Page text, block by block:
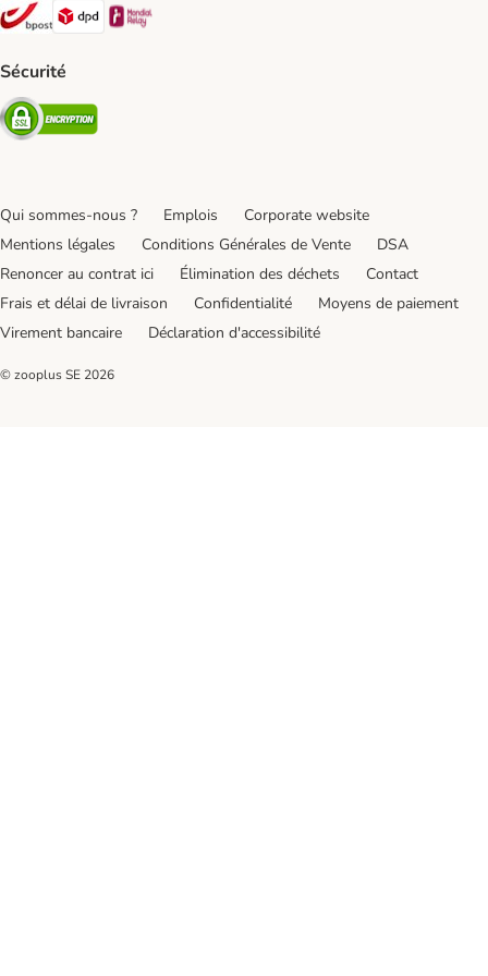
Bpost Shipping Method
DPD Shipping Method
Sécurité
Security
Qui sommes-nous ? Emplois
Corporate website
Mentions légales
Conditions Générales de Vente
DSA
Renoncer au contrat ici
Élimination des déchets
Contact
Frais et délai de livraison
Confidentialité
Moyens de paiement
Virement bancaire
Déclaration d'accessibilité
© zooplus SE 2026